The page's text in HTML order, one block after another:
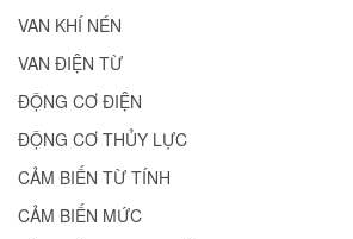
VAN KHÍ NÉN
VAN ĐIỆN TỪ
ĐỘNG CƠ ĐIỆN
ĐỘNG CƠ THỦY LỰC
CẢM BIẾN TỪ TÍNH
CẢM BIẾN MỨC